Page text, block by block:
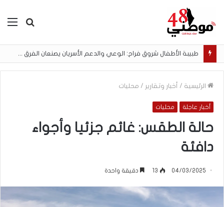
بحث
الرئيسية / أخبار وتقارير / محليات
أخبار عاجلة محليات
حالة الطقس: غائم جزئيا وأجواء
دافئة
04/03/2025
13 دقيقة واحدة